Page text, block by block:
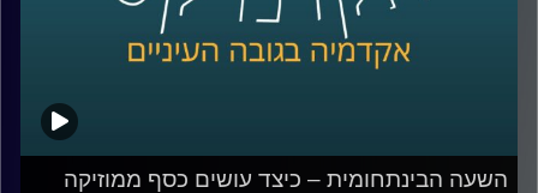
השעה הבינתחומית – כיצד עושים כסף ממוזיקה